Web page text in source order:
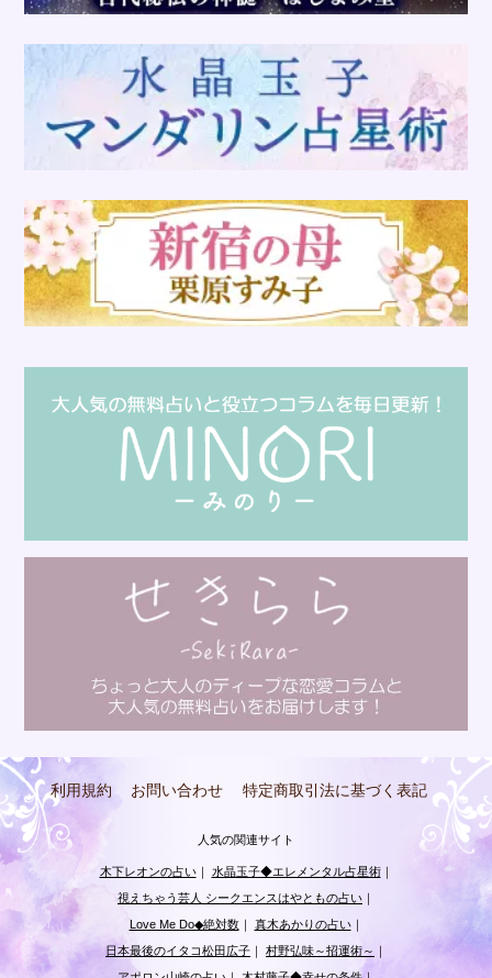
利用規約 お問い合わせ 特定商取引法に基づく表記
人気の関連サイト
木下レオンの占い｜ 水晶玉子◆エレメンタル占星術｜
視えちゃう芸人 シークエンスはやともの占い
Love Me Do◆絶対数｜ 真木あかりの占い｜
日本最後のイタコ松田広子
村野弘味～招運術～